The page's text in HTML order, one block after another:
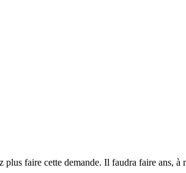
plus faire cette demande. Il faudra faire ans, à